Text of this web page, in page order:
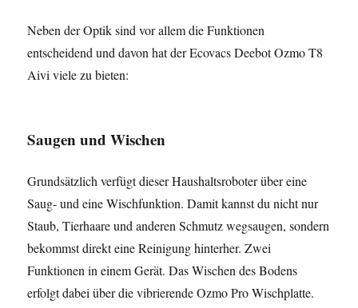
Neben der Optik sind vor allem die Funktionen
entscheidend und davon hat der Ecovacs Deebot Ozmo T8
Aivi viele zu bieten:
Saugen und Wischen
Grundsätzlich verfügt dieser Haushaltsroboter über eine
Saug- und eine Wischfunktion. Damit kannst du nicht nur
Staub, Tierhaare und anderen Schmutz wegsaugen, sondern
bekommst direkt eine Reinigung hinterher. Zwei
Funktionen in einem Gerät. Das Wischen des Bodens
erfolgt dabei über die vibrierende Ozmo Pro Wischplatte.